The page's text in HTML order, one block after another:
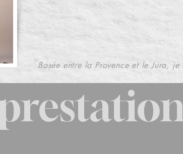
Ce qui
votre statut,
Basée entre la Provence et le Jura,